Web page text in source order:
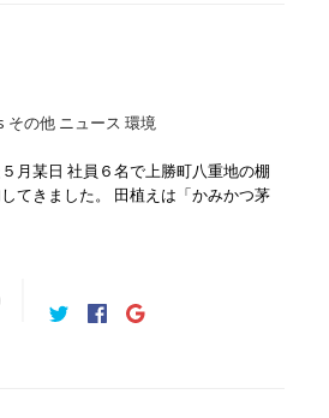
その他 ニュース 環境
月某日 社員６名で上勝町八重地の棚
てきました。 田植えは「かみかつ茅